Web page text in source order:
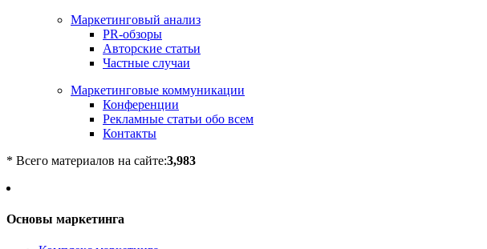
Маркетинговый анализ
PR-обзоры
Авторские статьи
Частные случаи
Маркетинговые коммуникации
Конференции
Рекламные статьи обо всем
Контакты
* Всего материалов на сайте:3,983
Основы маркетинга